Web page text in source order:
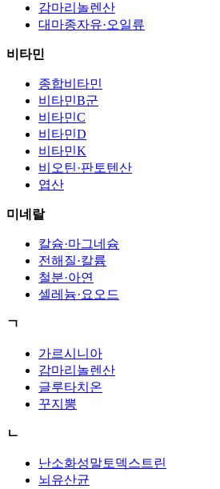
감마리놀렌산
대마종자유·오일류
비타민
종합비타민
비타민B군
비타민C
비타민D
비타민K
비오틴·판토텐산
엽산
미네랄
칼슘·마그네슘
전해질·칼륨
철분·아연
셀레늄·요오드
ㄱ
가르시니아
감마리놀렌산
글루타치온
꾸지뽕
ㄴ
난소화성말토덱스트린
뇌유산균